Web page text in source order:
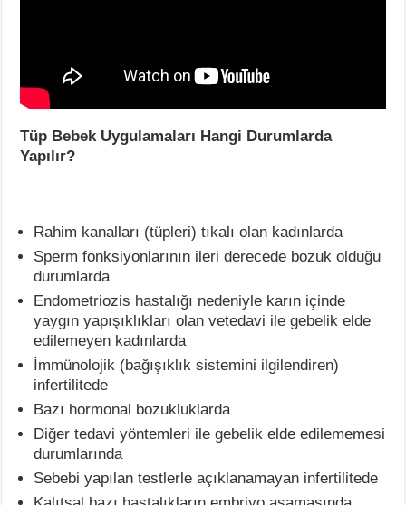
Tüp Bebek Uygulamaları Hangi Durumlarda
Yapılır?
Rahim kanalları (tüpleri) tıkalı olan kadınlarda
Sperm fonksiyonlarının ileri derecede bozuk olduğu
durumlarda
Endometriozis hastalığı nedeniyle karın içinde
yaygın yapışıklıkları olan vetedavi ile gebelik elde
edilemeyen kadınlarda
İmmünolojik (bağışıklık sistemini ilgilendiren)
infertilitede
Bazı hormonal bozukluklarda
Diğer tedavi yöntemleri ile gebelik elde edilememesi
durumlarında
Sebebi yapılan testlerle açıklanamayan infertilitede